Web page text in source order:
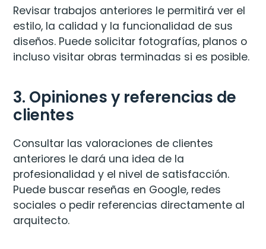
Revisar trabajos anteriores le permitirá ver el
estilo, la calidad y la funcionalidad de sus
diseños. Puede solicitar fotografías, planos o
incluso visitar obras terminadas si es posible.
3. Opiniones y referencias de
clientes
Consultar las valoraciones de clientes
anteriores le dará una idea de la
profesionalidad y el nivel de satisfacción.
Puede buscar reseñas en Google, redes
sociales o pedir referencias directamente al
arquitecto.